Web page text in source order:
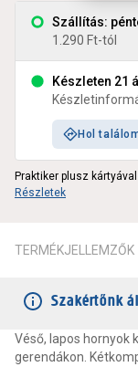
Szállítás:
1.290 Ft-tól
Készleten 21
Hol
Praktiker plusz
Részletek
TERMÉKJELLEMZŐK
Szakértőnk
Véső, lapos hornyok
gerendákon.